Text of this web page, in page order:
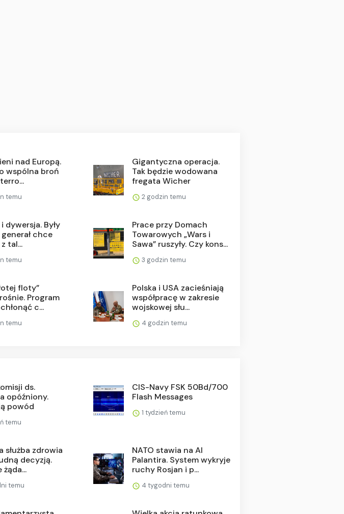
nad Europą.
wspólna broń
temu
Gigantyczna operacja.
Tak będzie wodowana
fregata Wicher
2 godzin temu
dywersja. Były
chce
tal...
temu
Prace przy Domach
Towarowych „Wars i
Sawa” ruszyły. Czy kons...
3 godzin temu
floty”
Program
c...
temu
Polska i USA zacieśniają
współpracę w zakresie
wojskowej słu...
4 godzin temu
ds.
opóźniony.
powód
temu
CIS-Navy FSK 50Bd/700
Flash Messages
1 tydzień temu
służba zdrowia
decyzją.
żąda...
temu
NATO stawia na AI
Palantira. System wykryje
ruchy Rosjan i p...
4 tygodni temu